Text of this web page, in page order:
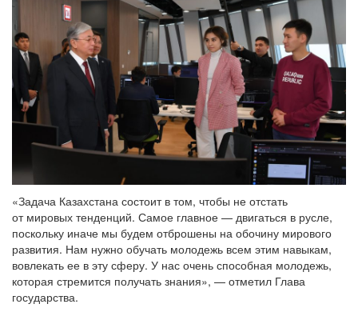
«Задача Казахстана состоит в том, чтобы не отстать
от мировых тенденций. Самое главное — двигаться в русле,
поскольку иначе мы будем отброшены на обочину мирового
развития. Нам нужно обучать молодежь всем этим навыкам,
вовлекать ее в эту сферу. У нас очень способная молодежь,
которая стремится получать знания», — отметил Глава
государства.